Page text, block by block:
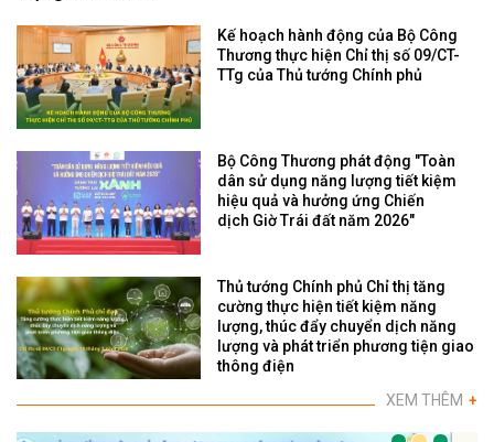
Kế hoạch hành động của Bộ Công
Thương thực hiện Chỉ thị số 09/CT-
TTg của Thủ tướng Chính phủ
Bộ Công Thương phát động "Toàn
dân sử dụng năng lượng tiết kiệm
hiệu quả và hưởng ứng Chiến
dịch Giờ Trái đất năm 2026"
Thủ tướng Chính phủ Chỉ thị tăng
cường thực hiện tiết kiệm năng
lượng, thúc đẩy chuyển dịch năng
lượng và phát triển phương tiện giao
thông điện
XEM THÊM +